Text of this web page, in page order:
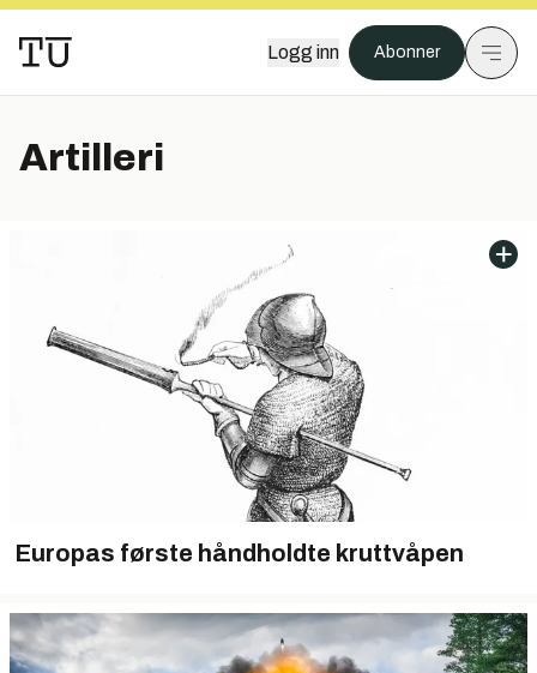
Logg inn Abonner
Artilleri
Europas første håndholdte kruttvåpen